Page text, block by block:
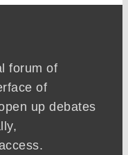
forum of
of
up debates